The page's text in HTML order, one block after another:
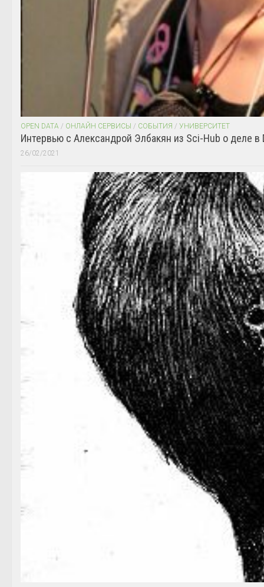
OPEN DATA / ОНЛАЙН СЕРВИСЫ / СОБЫТИЯ / УНИВЕРСИТЕТ
Интервью с Александрой Элбакян из Sci-Hub о деле в
26/02/2021